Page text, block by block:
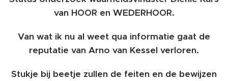
van HOOR en WEDERHOOR.
Van wat ik nu al weet qua informatie gaat de
reputatie van Arno van Kessel verloren.
Stukje bij beetje zullen de feiten en de bewijzen